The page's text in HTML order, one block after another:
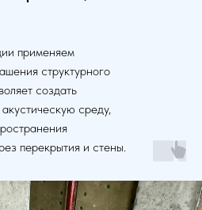
применяем
структурного
создать
среду,
перекрытия и стены.